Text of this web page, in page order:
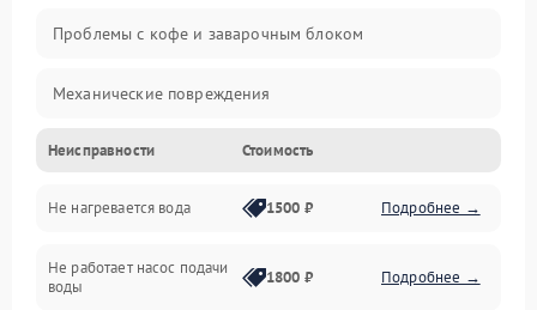
Проблемы с кофе и заварочным блоком
Механические повреждения
Прочие неисправности
Включение и работа
Проблемы с водой
Неисправности Стоимость
Не нагревается вода 1500 ₽ Подробнее →
Не работает насос подачи
воды
1800 ₽ Подробнее →